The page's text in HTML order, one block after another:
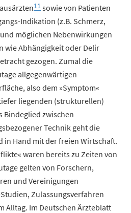
11sowie von Patienten
Indikation (z.B. Schmerz,
möglichen Nebenwirkungen
wie Abhängigkeit oder Delir
gezogen. Zumal die
allgegenwärtigen
also dem »Symptom«
liegenden (strukturellen)
Bindeglied zwischen
Technik geht die
in Hand mit der freien Wirtschaft.
waren bereits zu Zeiten von
gelten von Forschern,
und Vereinigungen
Zulassungsverfahren
Alltag. Im Deutschen Ärzteblatt